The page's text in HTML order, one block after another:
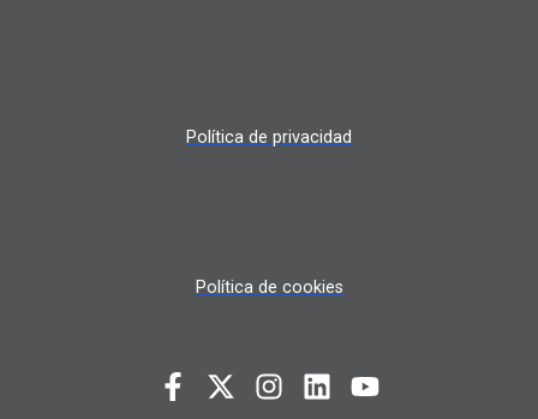
Política de privacidad
Política de cookies